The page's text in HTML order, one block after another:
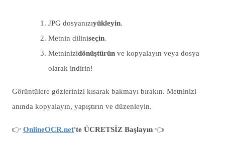
JPG dosyanızıyükleyin.
Metnin diliniseçin.
Metninizidönüştürün ve kopyalayın veya dosya
olarak indirin!
Görüntülere gözlerinizi kısarak bakmayı bırakın. Metninizi
anında kopyalayın, yapıştırın ve düzenleyin.
👉 OnlineOCR.net'te ÜCRETSİZ Başlayın 👈